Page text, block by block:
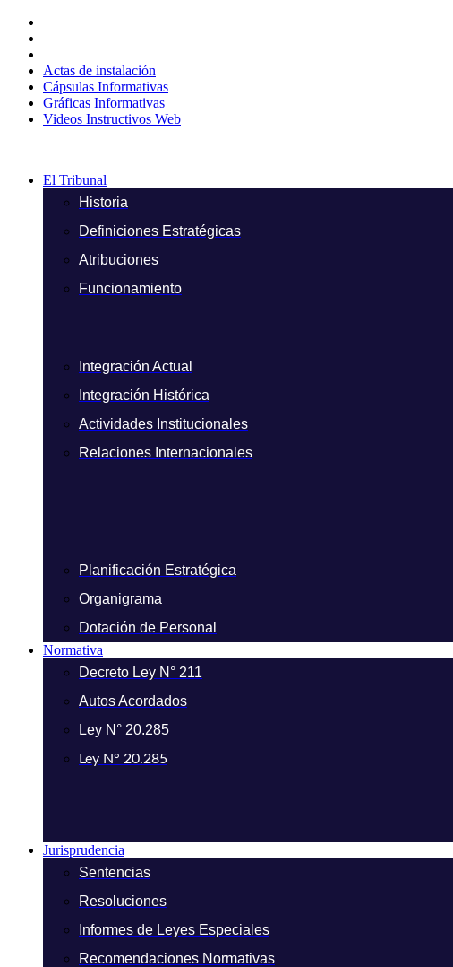
contenido
Actas de instalación
Cápsulas Informativas
Gráficas Informativas
Videos Instructivos Web
El Tribunal
Historia
Definiciones Estratégicas
Atribuciones
Funcionamiento
Integración Actual
Integración Histórica
Actividades Institucionales
Relaciones Internacionales
Planificación Estratégica
Organigrama
Dotación de Personal
Normativa
Decreto Ley N° 211
Autos Acordados
Ley N° 20.285
Ley N° 20.285
Jurisprudencia
Sentencias
Resoluciones
Informes de Leyes Especiales
Recomendaciones Normativas